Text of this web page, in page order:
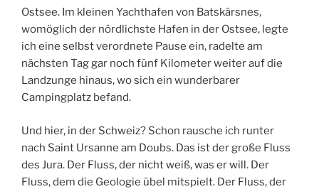
Ostsee. Im kleinen Yachthafen von Batskärsnes,
womöglich der nördlichste Hafen in der Ostsee, legte
ich eine selbst verordnete Pause ein, radelte am
nächsten Tag gar noch fünf Kilometer weiter auf die
Landzunge hinaus, wo sich ein wunderbarer
Campingplatz befand.
Und hier, in der Schweiz? Schon rausche ich runter
nach Saint Ursanne am Doubs. Das ist der große Fluss
des Jura. Der Fluss, der nicht weiß, was er will. Der
Fluss, dem die Geologie übel mitspielt. Der Fluss, der